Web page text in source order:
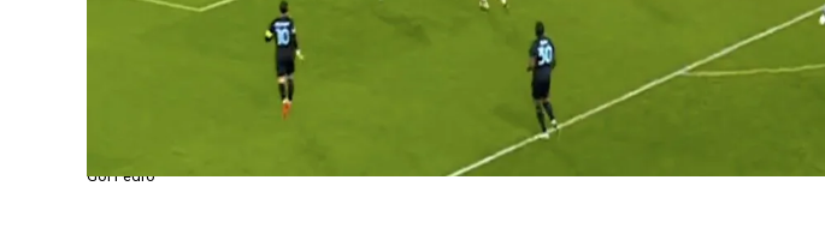
Gol Pedro